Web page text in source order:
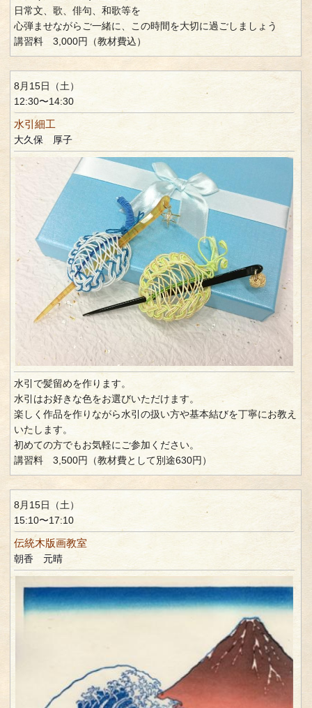
日常文、歌、俳句、和歌等を
心弾ませながらご一緒に、この時間を大切に過ごしましょう
講習料 3,000円（教材費込）
8月15日（土）
12:30〜14:30
水引細工
大久保 厚子
水引で髪留めを作ります。
水引はお好きな色をお選びいただけます。
楽しく作品を作りながら水引の扱い方や基本結びを丁寧にお教え
いたします。
初めての方でもお気軽にご参加ください。
講習料 3,500円（教材費として別途630円）
8月15日（土）
15:10〜17:10
伝統木版画教室
朝香 元晴